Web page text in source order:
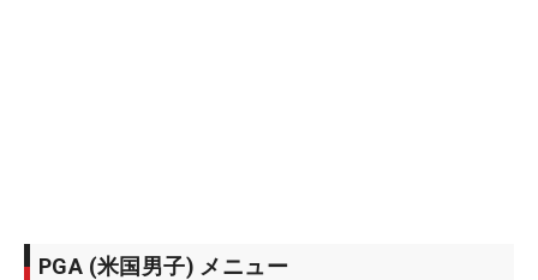
PGA (米国男子) メニュー